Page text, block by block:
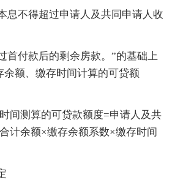
不得超过申请人及共同申请人收
付款后的剩余房款。”的基础上
余额、缴存时间计算的可贷额
测算的可贷款额度=申请人及共
计余额×缴存余额系数×缴存时间